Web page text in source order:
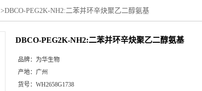
>DBCO-PEG2K-NH2:二苯并环辛炔聚乙二醇氨基
DBCO-PEG2K-NH2:二苯并环辛炔聚乙二醇氨基
品牌： 为华生物
产地： 广州
货号： WH2658G1738